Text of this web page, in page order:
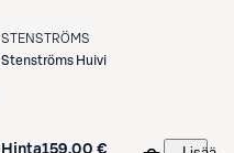
STENSTRÖMS
Stenströms Huivi
Hinta159,00 €